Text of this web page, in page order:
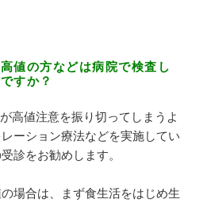
値の方などは病院で検査し
すか？
高値注意を振り切ってしまうよ
ーション療法などを実施してい
診をお勧めします。
場合は、まず食生活をはじめ生